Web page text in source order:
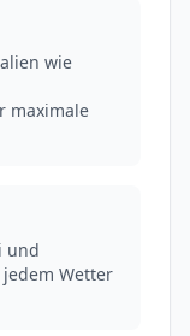
wie
maximale
und
Wetter